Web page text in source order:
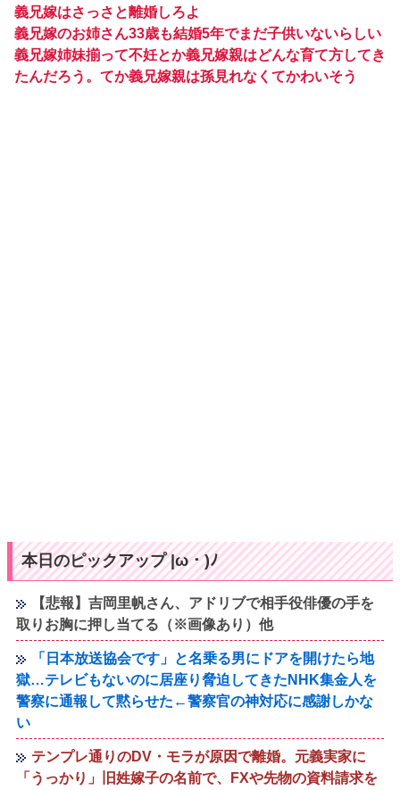
義兄嫁はさっさと離婚しろよ
義兄嫁のお姉さん33歳も結婚5年でまだ子供いないらしい
義兄嫁姉妹揃って不妊とか義兄嫁親はどんな育て方してき
たんだろう。てか義兄嫁親は孫見れなくてかわいそう
本日のピックアップ |ω・)ﾉ
【悲報】吉岡里帆さん、アドリブで相手役俳優の手を
取りお胸に押し当てる（※画像あり）他
「日本放送協会です」と名乗る男にドアを開けたら地
獄…テレビもないのに居座り脅迫してきたNHK集金人を
警察に通報して黙らせた←警察官の神対応に感謝しかな
い
テンプレ通りのDV・モラが原因で離婚。元義実家に
「うっかり」旧姓嫁子の名前で、FXや先物の資料請求を